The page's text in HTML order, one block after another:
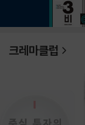
크레마클럽